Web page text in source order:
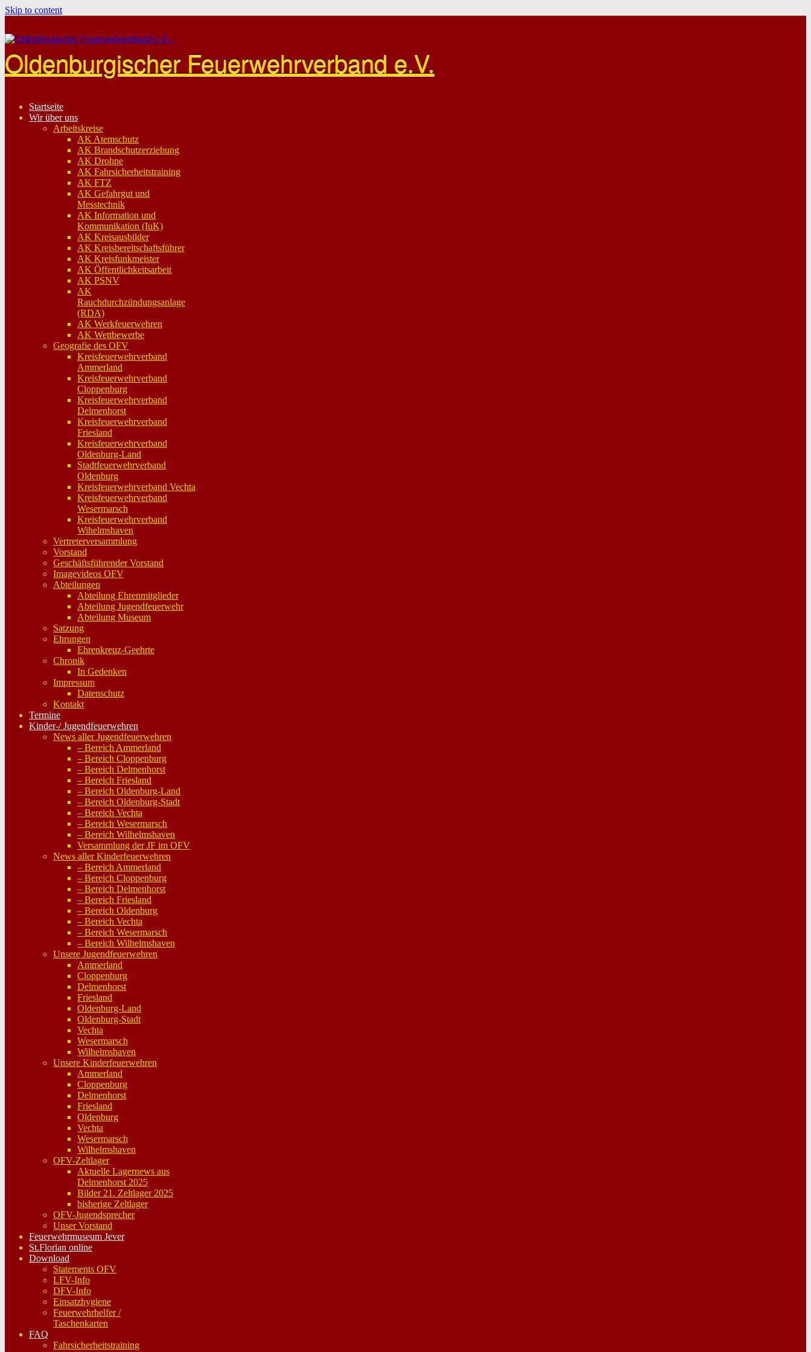
Skip to content
Oldenburgischer Feuerwehrverband e.V.
Startseite
Wir über uns
Arbeitskreise
AK Atemschutz
AK Brandschutzerziehung
AK Drohne
AK Fahrsicherheitstraining
AK FTZ
AK Gefahrgut und
Messtechnik
AK Information und
Kommunikation (IuK)
AK Kreisausbilder
AK Kreisbereitschaftsführer
AK Kreisfunkmeister
AK Öffentlichkeitsarbeit
AK PSNV
AK
Rauchdurchzündungsanlage
(RDA)
AK Werkfeuerwehren
AK Wettbewerbe
Geografie des OFV
Kreisfeuerwehrverband
Ammerland
Kreisfeuerwehrverband
Cloppenburg
Kreisfeuerwehrverband
Delmenhorst
Kreisfeuerwehrverband
Friesland
Kreisfeuerwehrverband
Oldenburg-Land
Stadtfeuerwehrverband
Oldenburg
Kreisfeuerwehrverband Vechta
Kreisfeuerwehrverband
Wesermarsch
Kreisfeuerwehrverband
Wihelmshaven
Vertreterversammlung
Vorstand
Geschäftsführender Vorstand
Imagevideos OFV
Abteilungen
Abteilung Ehrenmitglieder
Abteilung Jugendfeuerwehr
Abteilung Museum
Satzung
Ehrungen
Ehrenkreuz-Geehrte
Chronik
In Gedenken
Impressum
Datenschutz
Kontakt
Termine
Kinder-/ Jugendfeuerwehren
News aller Jugendfeuerwehren
– Bereich Ammerland
– Bereich Cloppenburg
– Bereich Delmenhorst
– Bereich Friesland
– Bereich Oldenburg-Land
– Bereich Oldenburg-Stadt
– Bereich Vechta
– Bereich Wesermarsch
– Bereich Wilhelmshaven
Versammlung der JF im OFV
News aller Kinderfeuerwehren
– Bereich Ammerland
– Bereich Cloppenburg
– Bereich Delmenhorst
– Bereich Friesland
– Bereich Oldenburg
– Bereich Vechta
– Bereich Wesermarsch
– Bereich Wilhelmshaven
Unsere Jugendfeuerwehren
Ammerland
Cloppenburg
Delmenhorst
Friesland
Oldenburg-Land
Oldenburg-Stadt
Vechta
Wesermarsch
Wilhelmshaven
Unsere Kinderfeuerwehren
Ammerland
Cloppenburg
Delmenhorst
Friesland
Oldenburg
Vechta
Wesermarsch
Wilhelmshaven
OFV-Zeltlager
Aktuelle Lagernews aus
Delmenhorst 2025
Bilder 21. Zeltlager 2025
bisherige Zeltlager
OFV-Jugendsprecher
Unser Vorstand
Feuerwehrmuseum Jever
St.Florian online
Download
Statements OFV
LFV-Info
DFV-Info
Einsatzhygiene
Feuerwehrhelfer /
Taschenkarten
FAQ
Fahrsicherheitstraining